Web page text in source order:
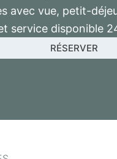
avec vue, petit-
service disponible
RÉSERVER